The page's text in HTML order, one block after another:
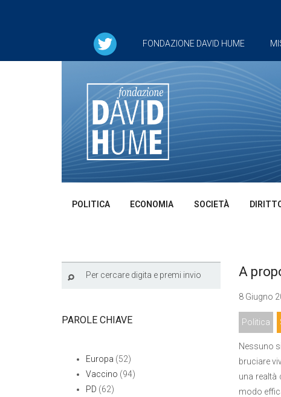
FONDAZIONE DAVID HUME
POLITICA ECONOMIA SOCIETÀ
A
8 Giugno
Politica
Nessuno
bruciare
una realtà
modo
PAROLE CHIAVE
Europa (52)
Vaccino (94)
PD (62)